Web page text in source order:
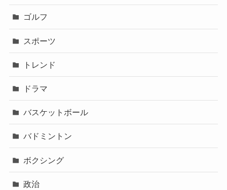
ゴルフ
スポーツ
トレンド
ドラマ
バスケットボール
バドミントン
ボクシング
政治